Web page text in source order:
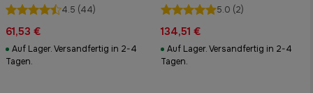
4.5 (44)
61,53 €
Auf Lager. Versandfertig in 2-4
Tagen.
5.0 (2)
134,51 €
Auf Lager. Versandfertig in 2-4
Tagen.